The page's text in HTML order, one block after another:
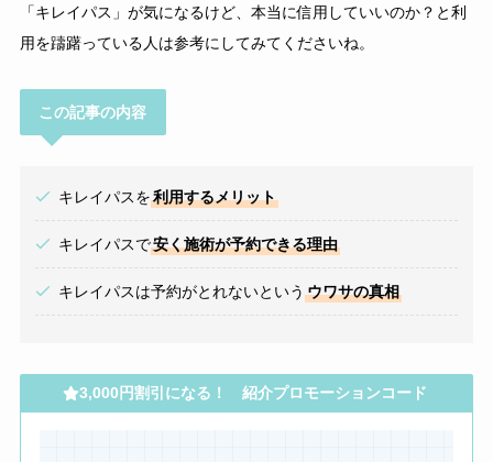
「キレイパス」が気になるけど、本当に信用していいのか？と利
用を躊躇っている人は参考にしてみてくださいね。
この記事の内容
キレイパスを利用するメリット
キレイパスで安く施術が予約できる理由
キレイパスは予約がとれないという ウワサの真相
3,000円割引になる！ 紹介プロモーションコード